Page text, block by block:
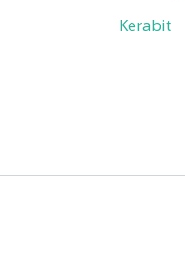
Kerabit